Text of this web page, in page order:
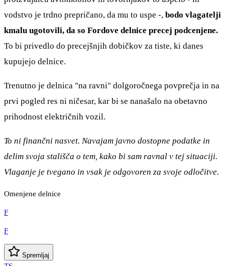
vodstvo je trdno prepričano, da mu to uspe -, bodo vlagatelji
kmalu ugotovili, da so Fordove delnice precej podcenjene.
To bi privedlo do precejšnjih dobičkov za tiste, ki danes
kupujejo delnice.
Trenutno je delnica "na ravni" dolgoročnega povprečja in na
prvi pogled res ni ničesar, kar bi se nanašalo na obetavno
prihodnost električnih vozil.
To ni finančni nasvet. Navajam javno dostopne podatke in
delim svoja stališča o tem, kako bi sam ravnal v tej situaciji.
Vlaganje je tvegano in vsak je odgovoren za svoje odločitve.
Omenjene delnice
F
F
Spremljaj